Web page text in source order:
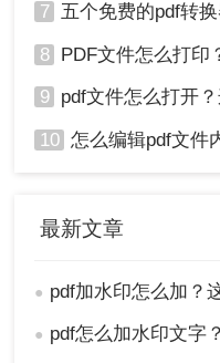
5、保存带有水印的
7 五个免费的pdf转
8 PDF文件怎么打印
9 pdf文件怎么打开？
10 怎么编辑pdf文件内
最新文章
● pdf加水印怎么加？
● pdf怎么加水印文字